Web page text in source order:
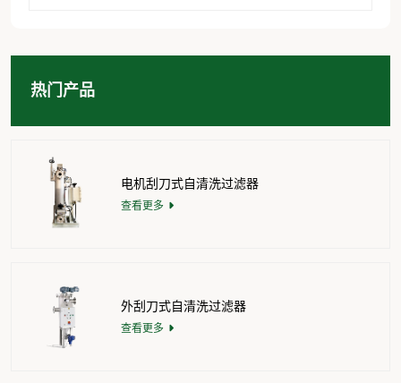
热门产品
电机刮刀式自清洗过滤器
查看更多
外刮刀式自清洗过滤器
查看更多